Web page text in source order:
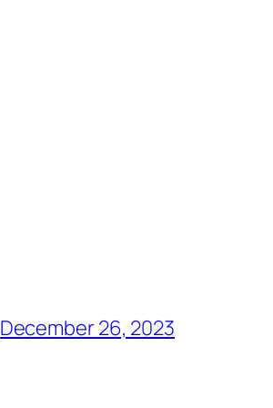
December 26, 2023